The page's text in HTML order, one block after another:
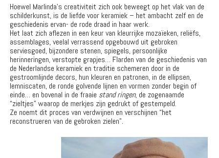
Hoewel Marlinda’s creativiteit zich ook beweegt op het vlak van de
schilderkunst, is de liefde voor keramiek – het ambacht zelf en de
geschiedenis ervan- de rode draad in haar werk.
Het laat zich aflezen in een keur van kleurrijke mozaïeken, reliëfs,
assemblages, veelal verrassend opgebouwd uit gebroken
serviesgoed, bijzondere stenen, spiegels, persoonlijke
herinneringen, verstopte grapjes… Flarden van de geschiedenis van
de Nederlandse keramiek en traditie schemeren door in de
gestroomlijnde decors, hun kleuren en patronen, in de ellipsen,
lemniscaten, de ronde golvende lijnen en vormen zonder begin of
einde… en bovenal in de fraaie stand ringen, de zogenaamde
“zieltjes” waarop de merkjes zijn gedrukt of gestempeld.
Ze noemt dit proces van verdwijnen en verschijnen “het
reconstrueren van de gebroken zielen”.